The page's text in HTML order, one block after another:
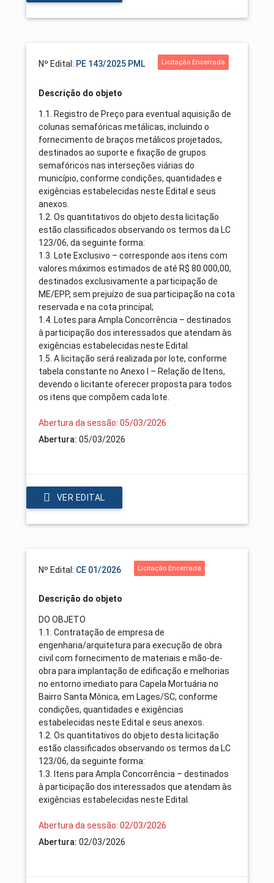
Nº Edital: PE 143/2025 PML Licitação Encerrada
Descrição do objeto
1.1. Registro de Preço para eventual aquisição de
colunas semafóricas metálicas, incluindo o
fornecimento de braços metálicos projetados,
destinados ao suporte e fixação de grupos
semafóricos nas interseções viárias do
município, conforme condições, quantidades e
exigências estabelecidas neste Edital e seus
anexos.
1.2. Os quantitativos do objeto desta licitação
estão classificados observando os termos da LC
123/06, da seguinte forma:
1.3. Lote Exclusivo – corresponde aos itens com
valores máximos estimados de até R$ 80.000,00,
destinados exclusivamente a participação de
ME/EPP, sem prejuízo de sua participação na cota
reservada e na cota principal;
1.4. Lotes para Ampla Concorrência – destinados
à participação dos interessados que atendam às
exigências estabelecidas neste Edital.
1.5. A licitação será realizada por lote, conforme
tabela constante no Anexo I – Relação de Itens,
devendo o licitante oferecer proposta para todos
os itens que compõem cada lote.
Abertura da sessão: 05/03/2026
Abertura: 05/03/2026
VER EDITAL
Nº Edital: CE 01/2026 Licitação Encerrada
Descrição do objeto
DO OBJETO
1.1. Contratação de empresa de
engenharia/arquitetura para execução de obra
civil com fornecimento de materiais e mão-de-
obra para implantação de edificação e melhorias
no entorno imediato para Capela Mortuária no
Bairro Santa Mônica, em Lages/SC, conforme
condições, quantidades e exigências
estabelecidas neste Edital e seus anexos.
1.2. Os quantitativos do objeto desta licitação
estão classificados observando os termos da LC
123/06, da seguinte forma:
1.3. Itens para Ampla Concorrência – destinados
à participação dos interessados que atendam às
exigências estabelecidas neste Edital.
Abertura da sessão: 02/03/2026
Abertura: 02/03/2026